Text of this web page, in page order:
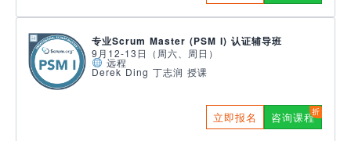
专业Scrum Master (PSM I) 认证辅导班
9月12-13日（周六、周日）
远程
Derek Ding 丁志润 授课
立即报名 咨询课程